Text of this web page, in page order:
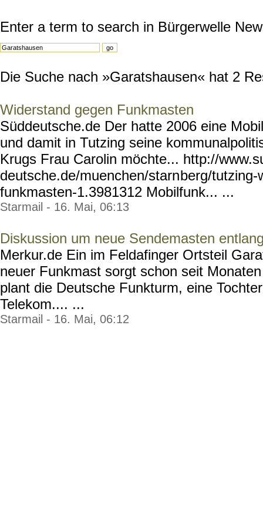
Enter a term to search in Bürgerwelle
Die Suche nach »Garatshausen« hat 2
Widerstand gegen Funkmasten
Süddeutsche.de Der hatte 2006 eine
und damit in Tutzing seine
Krugs Frau Carolin möchte... http://
deutsche.de/muenchen/starnberg/tutzing-
funkmasten-1.3981312 Mobilfunk... ...
Starmail - 16. Mai, 06:13
Diskussion um neue Sendemasten
Merkur.de Ein im Feldafinger Ortsteil
neuer Funkmast sorgt schon seit
plant die Deutsche Funkturm, eine
Telekom.... ...
Starmail - 16. Mai, 06:12